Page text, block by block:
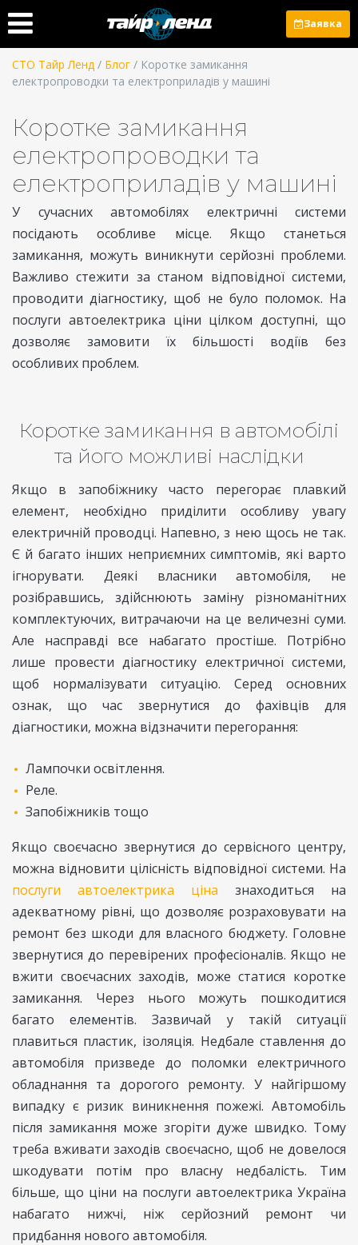
Заявка
СТО Тайр Ленд / Блог / Коротке замикання
електропроводки та електроприладів у машині
Коротке замикання
електропроводки та
електроприладів у машині
У сучасних автомобілях електричні системи
посідають особливе місце. Якщо станеться
замикання, можуть виникнути серйозні проблеми.
Важливо стежити за станом відповідної системи,
проводити діагностику, щоб не було поломок. На
послуги автоелектрика ціни цілком доступні, що
дозволяє замовити їх більшості водіїв без
особливих проблем.
Коротке замикання в автомобілі
та його можливі наслідки
Якщо в запобіжнику часто перегорає плавкий
елемент, необхідно приділити особливу увагу
електричній проводці. Напевно, з нею щось не так.
Є й багато інших неприємних симптомів, які варто
ігнорувати. Деякі власники автомобіля, не
розібравшись, здійснюють заміну різноманітних
комплектуючих, витрачаючи на це величезні суми.
Але насправді все набагато простіше. Потрібно
лише провести діагностику електричної системи,
щоб нормалізувати ситуацію. Серед основних
ознак, що час звернутися до фахівців для
діагностики, можна відзначити перегорання:
Лампочки освітлення.
Реле.
Запобіжників тощо
Якщо своєчасно звернутися до сервісного центру,
можна відновити цілісність відповідної системи. На
послуги автоелектрика ціна знаходиться на
адекватному рівні, що дозволяє розраховувати на
ремонт без шкоди для власного бюджету. Головне
звернутися до перевірених професіоналів. Якщо не
вжити своєчасних заходів, може статися коротке
замикання. Через нього можуть пошкодитися
багато елементів. Зазвичай у такій ситуації
плавиться пластик, ізоляція. Недбале ставлення до
автомобіля призведе до поломки електричного
обладнання та дорогого ремонту. У найгіршому
випадку є ризик виникнення пожежі. Автомобіль
після замикання може згоріти дуже швидко. Тому
треба вживати заходів своєчасно, щоб не довелося
шкодувати потім про власну недбалість. Тим
більше, що ціни на послуги автоелектрика Україна
набагато нижчі, ніж серйозний ремонт чи
придбання нового автомобіля.